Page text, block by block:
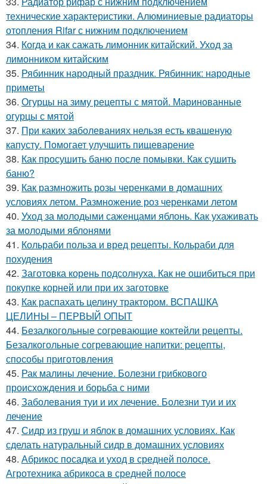
технические характеристики. Алюминиевые радиаторы
отопления Rifar с нижним подключением
34. Когда и как сажать лимонник китайский. Уход за
лимонником китайским
35. Рябинник народный праздник. Рябинник: народные
приметы
36. Огурцы на зиму рецепты с мятой. Маринованные
огурцы с мятой
37. При каких заболеваниях нельзя есть квашеную
капусту. Помогает улучшить пищеварение
38. Как просушить баню после помывки. Как сушить
баню?
39. Как размножить розы черенками в домашних
условиях летом. Размножение роз черенками летом
40. Уход за молодыми саженцами яблонь. Как ухаживать
за молодыми яблонями
41. Кольраби польза и вред рецепты. Кольраби для
похудения
42. Заготовка корень подсолнуха. Как не ошибиться при
покупке корней или при их заготовке
43. Как распахать целину трактором. ВСПАШКА
ЦЕЛИНЫ – ПЕРВЫЙ ОПЫТ
44. Безалкогольные согревающие коктейли рецепты.
Безалкогольные согревающие напитки: рецепты,
способы приготовления
45. Рак малины лечение. Болезни грибкового
происхождения и борьба с ними
46. Заболевания туи и их лечение. Болезни туи и их
лечение
47. Сидр из груш и яблок в домашних условиях. Как
сделать натуральный сидр в домашних условиях
48. Абрикос посадка и уход в средней полосе.
Агротехника абрикоса в средней полосе